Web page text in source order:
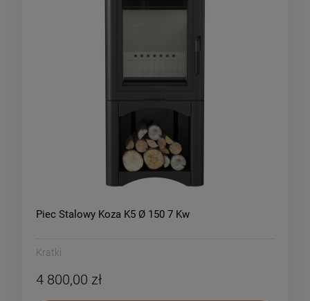
Piec Stalowy Koza K5 Ø 150 7 Kw
Kratki
4 800,00 zł